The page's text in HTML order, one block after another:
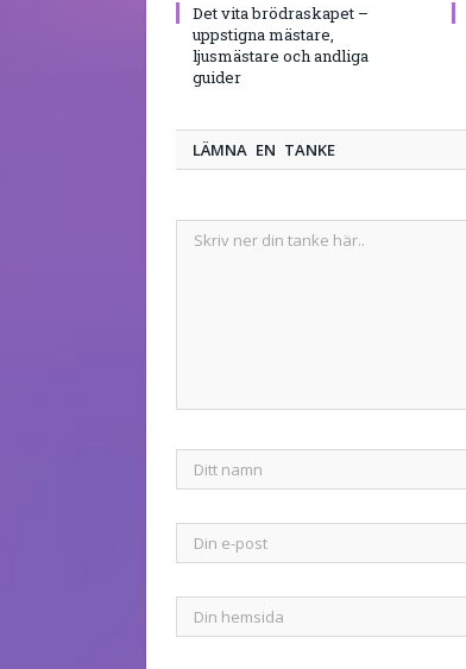
Det vita brödraskapet –
uppstigna mästare,
ljusmästare och andliga
guider
LÄMNA EN TANKE